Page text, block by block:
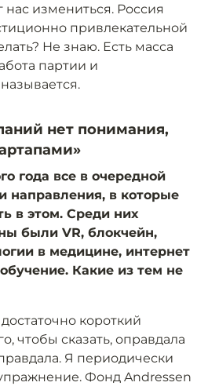
измениться. Россия
привлекательной
Не знаю. Есть масса
партии и
нет понимания,
года все в очередной
направления, в которые
в этом. Среди них
были VR, блокчейн,
в медицине, интернет
Какие из тем не
короткий
чтобы сказать, оправдала
Я периодически
Фонд Andressen